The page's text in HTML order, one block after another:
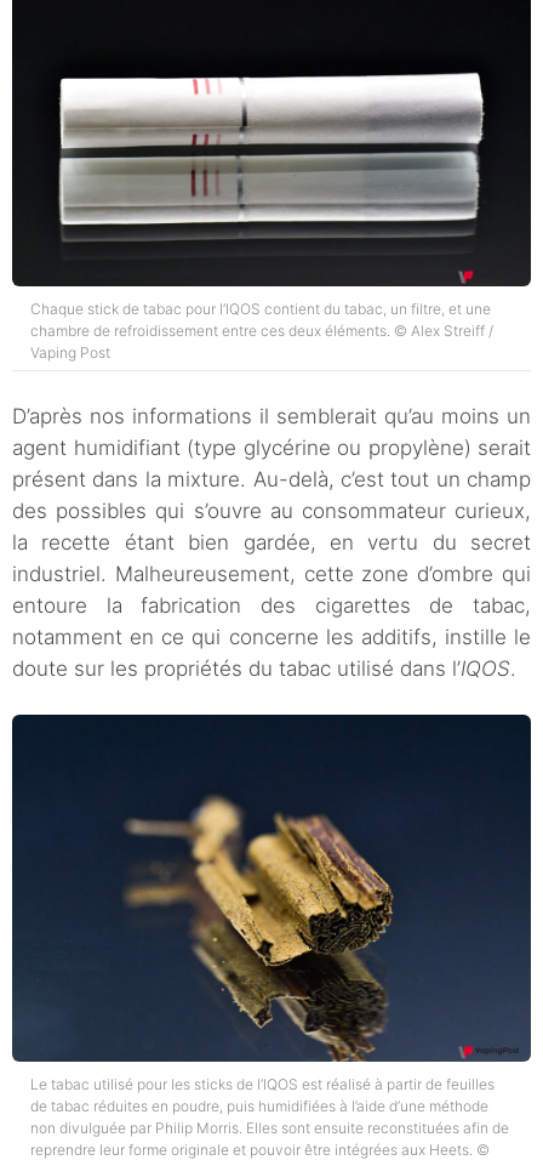
Chaque stick de tabac pour l’IQOS contient du tabac, un filtre, et une
chambre de refroidissement entre ces deux éléments. © Alex Streiff /
Vaping Post
D’après nos informations il semblerait qu’au moins un
agent humidifiant (type glycérine ou propylène) serait
présent dans la mixture. Au-delà, c’est tout un champ
des possibles qui s’ouvre au consommateur curieux,
la recette étant bien gardée, en vertu du secret
industriel. Malheureusement, cette zone d’ombre qui
entoure la fabrication des cigarettes de tabac,
notamment en ce qui concerne les additifs, instille le
doute sur les propriétés du tabac utilisé dans l’IQOS.
Le tabac utilisé pour les sticks de l’IQOS est réalisé à partir de feuilles
de tabac réduites en poudre, puis humidifiées à l’aide d’une méthode
non divulguée par Philip Morris. Elles sont ensuite reconstituées afin de
reprendre leur forme originale et pouvoir être intégrées aux Heets. ©